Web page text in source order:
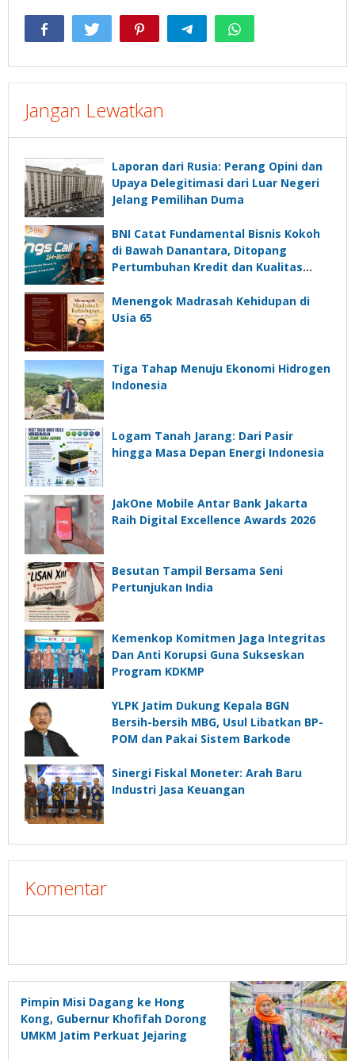
Jangan Lewatkan
Laporan dari Rusia: Perang Opini dan
Upaya Delegitimasi dari Luar Negeri
Jelang Pemilihan Duma
BNI Catat Fundamental Bisnis Kokoh
di Bawah Danantara, Ditopang
Pertumbuhan Kredit dan Kualitas
Menengok Madrasah Kehidupan di
Usia 65
Tiga Tahap Menuju Ekonomi Hidrogen
Indonesia
Logam Tanah Jarang: Dari Pasir
hingga Masa Depan Energi Indonesia
JakOne Mobile Antar Bank Jakarta
Raih Digital Excellence Awards 2026
Besutan Tampil Bersama Seni
Pertunjukan India
Kemenkop Komitmen Jaga Integritas
Dan Anti Korupsi Guna Sukseskan
Program KDKMP
YLPK Jatim Dukung Kepala BGN
Bersih-bersih MBG, Usul Libatkan BP-
POM dan Pakai Sistem Barkode
Sinergi Fiskal Moneter: Arah Baru
Industri Jasa Keuangan
Komentar
Pimpin Misi Dagang ke Hong
Kong, Gubernur Khofifah Dorong
UMKM Jatim Perkuat Jejaring